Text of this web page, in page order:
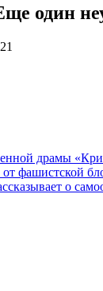
один
драмы
фашистской
о